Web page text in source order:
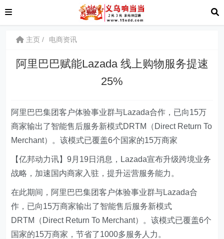
主页 电商资讯
阿里巴巴赋能Lazada 线上购物服务提速
25%
阿里巴巴集团客户体验事业群与Lazada合作，已向15万
商家输出了智能售后服务新模式DRTM（Direct Return To
Merchant）。该模式已覆盖6个国家的15万商家
【亿邦动力讯】9月19日消息，Lazada宣布升级跨境业务
战略，加速国内商家入驻，提升运营服务能力。
在此期间，阿里巴巴集团客户体验事业群与Lazada合
作，已向15万商家输出了智能售后服务新模式
DRTM（Direct Return To Merchant）。该模式已覆盖6个
国家的15万商家，节省了1000多服务人力。